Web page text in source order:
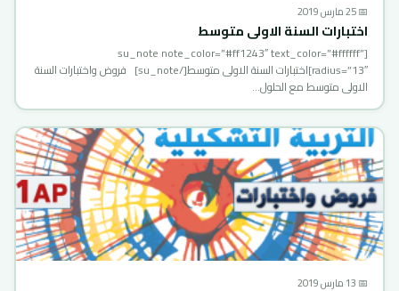
📅 25 مارس 2019
اختبارات السنة الاولى متوسط
[su_note note_color=”#ff1243″ text_color=”#ffffff”
radius=”13″]اختبارات السنة الاولى متوسط[/su_note] فروض واختبارات السنة
الاولى متوسط مع الحلول…
📅 13 مارس 2019